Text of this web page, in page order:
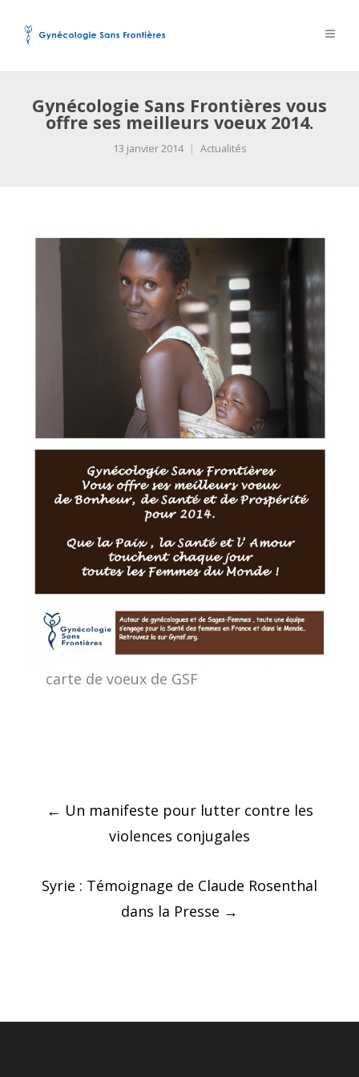
Gynécologie Sans Frontières vous
offre ses meilleurs voeux 2014.
13 janvier 2014 Actualités
carte de voeux de GSF
Post
navigation
← Un manifeste pour lutter contre les
violences conjugales
Syrie : Témoignage de Claude Rosenthal
dans la Presse →